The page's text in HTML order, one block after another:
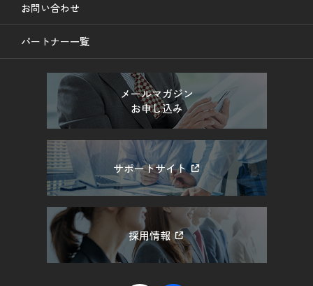
お問い合わせ
パートナー一覧
メールマガジン
お申し込み
サポートサイト
採用情報